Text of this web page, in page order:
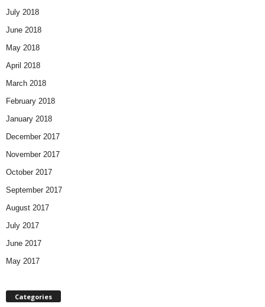
July 2018
June 2018
May 2018
April 2018
March 2018
February 2018
January 2018
December 2017
November 2017
October 2017
September 2017
August 2017
July 2017
June 2017
May 2017
Categories